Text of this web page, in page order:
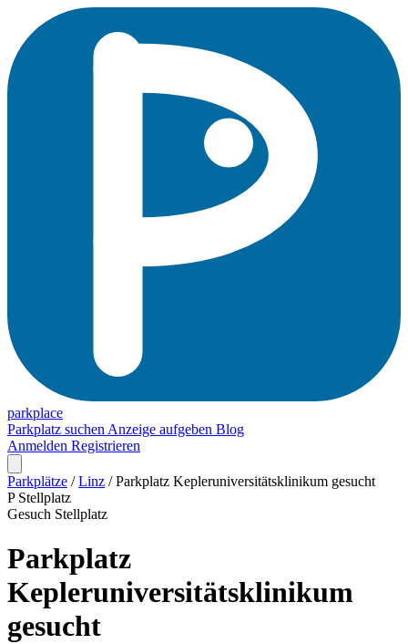
parkplace
Parkplatz suchen Anzeige aufgeben Blog
Anmelden Registrieren
Parkplätze / Linz / Parkplatz Kepleruniversitätsklinikum gesucht
P Stellplatz
Gesuch Stellplatz
Parkplatz
Kepleruniversitätsklinikum
gesucht